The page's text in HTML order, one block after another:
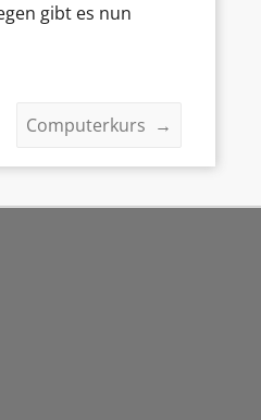
gibt es nun
Computerkurs →